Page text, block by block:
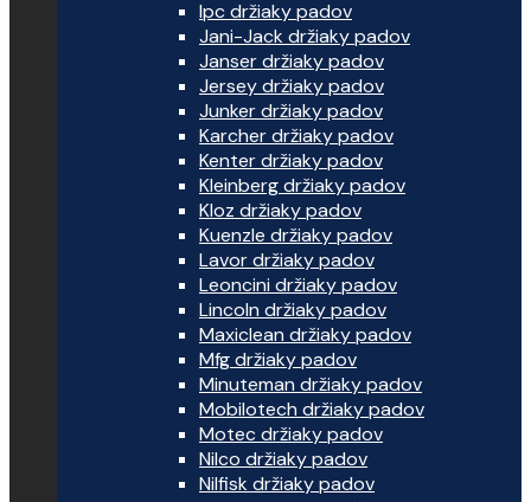
Ipc držiaky padov
Jani-Jack držiaky padov
Janser držiaky padov
Jersey držiaky padov
Junker držiaky padov
Karcher držiaky padov
Kenter držiaky padov
Kleinberg držiaky padov
Kloz držiaky padov
Kuenzle držiaky padov
Lavor držiaky padov
Leoncini držiaky padov
Lincoln držiaky padov
Maxiclean držiaky padov
Mfg držiaky padov
Minuteman držiaky padov
Mobilotech držiaky padov
Motec držiaky padov
Nilco držiaky padov
Nilfisk držiaky padov